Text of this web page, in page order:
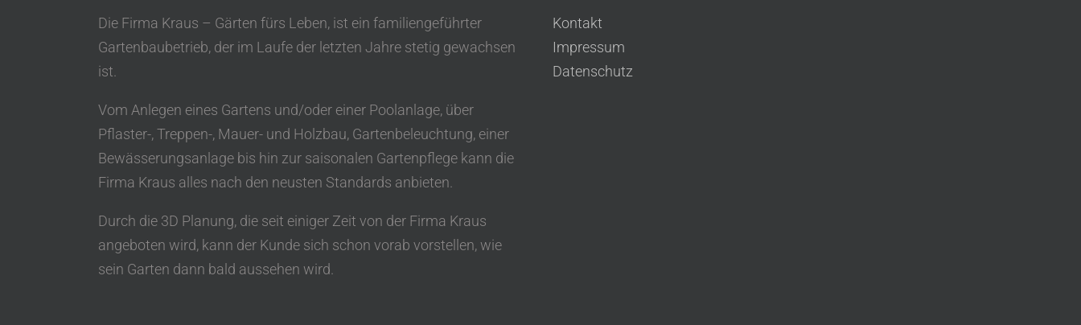
Die Firma Kraus – Gärten fürs Leben, ist ein familiengeführter
Gartenbaubetrieb, der im Laufe der letzten Jahre stetig gewachsen
ist.
Vom Anlegen eines Gartens und/oder einer Poolanlage, über
Pflaster-, Treppen-, Mauer- und Holzbau, Gartenbeleuchtung, einer
Bewässerungsanlage bis hin zur saisonalen Gartenpflege kann die
Firma Kraus alles nach den neusten Standards anbieten.
Durch die 3D Planung, die seit einiger Zeit von der Firma Kraus
angeboten wird, kann der Kunde sich schon vorab vorstellen, wie
sein Garten dann bald aussehen wird.
Kontakt
Impressum
Datenschutz